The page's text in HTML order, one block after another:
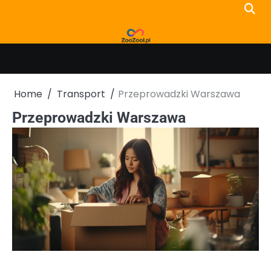
Home Transport Przeprowadzki Warszawa
Przeprowadzki Warszawa